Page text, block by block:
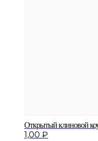
Открытый клиновой
1,00 ₽